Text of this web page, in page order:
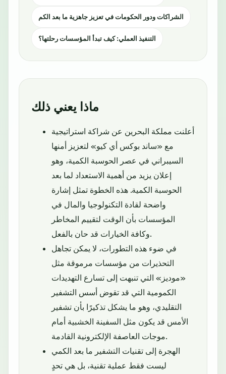
الشراكات ودور الحكومات في تعزيز جاهزية ما بعد الكم
التنفيذ العملي: كيف تبدأ المؤسسات رحلتها؟
ماذا يعني ذلك
أعلنت مملكة البحرين عن شراكة استراتيجية
مع «ساند بوكس أي كيو» لتعزيز أمنها
السيبراني في عصر الحوسبة الكمية، وهو
إعلان يزيد من أهمية الاستعداد لما بعد
الحوسبة الكمية. هذه الخطوة تمثل إشارة
واضحة لقادة التكنولوجيا والمال في
المؤسسات بأن الوقت لتقييم المخاطر
وكافة الخيارات قد حان بالفعل.
في ضوء هذه التطورات، لا يمكن تجاهل
التحذيرات من مؤسسات مرموقة مثل
«موديز» التي تنبهت إلى تسارع التهديدات
الكمومية التي قد تقوض أسس التشفير
التقليدي، وهو ما يشكل تذكيرًا بأن تشفير
الأمس قد يكون مثل السفينة الخشبية أمام
موجات العاصفة الإلكترونية القادمة.
الهجرة إلى تقنيات التشفير ما بعد الكمي
ليست فقط عملية تقنية، بل هي تحدٍ